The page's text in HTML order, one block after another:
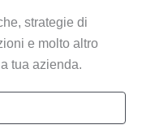
strategie di
e molto altro
tua azienda.